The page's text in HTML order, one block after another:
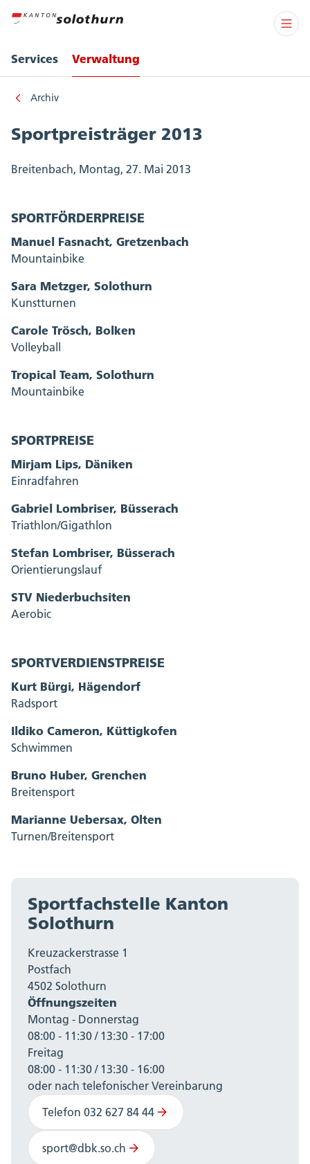
Services Verwaltung
Archiv
Sportpreisträger 2013
Breitenbach, Montag, 27. Mai 2013
SPORTFÖRDERPREISE
Manuel Fasnacht, Gretzenbach
Mountainbike
Sara Metzger, Solothurn
Kunstturnen
Carole Trösch, Bolken
Volleyball
Tropical Team, Solothurn
Mountainbike
SPORTPREISE
Mirjam Lips, Däniken
Einradfahren
Gabriel Lombriser, Büsserach
Triathlon/Gigathlon
Stefan Lombriser, Büsserach
Orientierungslauf
STV Niederbuchsiten
Aerobic
SPORTVERDIENSTPREISE
Kurt Bürgi, Hägendorf
Radsport
Ildiko Cameron, Küttigkofen
Schwimmen
Bruno Huber, Grenchen
Breitensport
Marianne Uebersax, Olten
Turnen/Breitensport
Sportfachstelle Kanton
Solothurn
Kreuzackerstrasse 1
Postfach
4502 Solothurn
Öffnungszeiten
Montag - Donnerstag
08:00 - 11:30 / 13:30 - 17:00
Freitag
08:00 - 11:30 / 13:30 - 16:00
oder nach telefonischer Vereinbarung
Telefon 032 627 84 44
sport@dbk.so.ch